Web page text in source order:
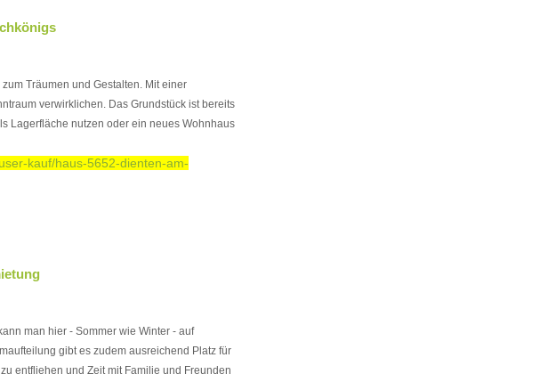
Träumen und Gestalten. Mit einer
verwirklichen. Das Grundstück ist bereits
Lagerfläche nutzen oder ein neues Wohnhaus
kauf/haus-5652-dienten-am-
man hier - Sommer wie Winter - auf
gibt es zudem ausreichend Platz für
entfliehen und Zeit mit Familie und Freunden